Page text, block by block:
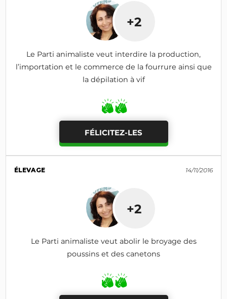
+2
Le Parti animaliste veut interdire la production,
l’importation et le commerce de la fourrure ainsi que
la dépilation à vif
FÉLICITEZ-LES
ÉLEVAGE 14/11/2016
+2
Le Parti animaliste veut abolir le broyage des
poussins et des canetons